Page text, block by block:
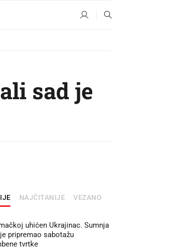
sad je
NAJČITANIJE VEZANO
uhićen Ukrajinac. Sumnja
pripremao sabotažu
tvrtke